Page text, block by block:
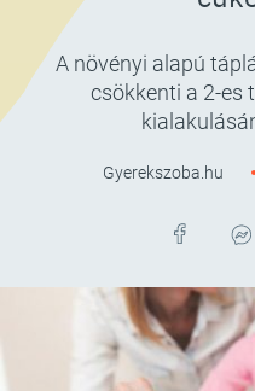
A növényi alapú
csökkenti a 2-es
Gyerekszoba.hu